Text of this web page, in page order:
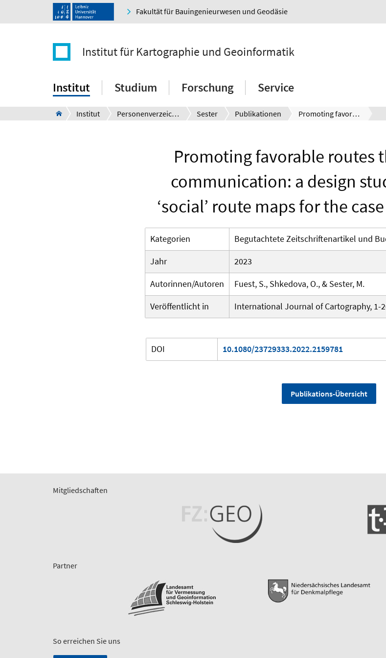
Fakultät für Bauingenieurwesen und Geodäsie
Institut für Kartographie und Geoinformatik
Institut Studium Forschung Service
Institut Personenverzeichnis Sester Publikationen Promoting favorable routes through visual communication: a design study for creating ‘social’ route maps for the case of air pollution.
Promoting favorable routes
communication: a design
‘social’ route maps for the
Kategorien
Begutachtete Zeitschriftenartikel und
Jahr
2023
Autorinnen/Autoren
Fuest, S., Shkedova, O., & Sester, M.
Veröffentlicht in
International Journal of Cartography, 1-
DOI 10.1080/23729333.2022.2159781
Publikations-Übersicht
Mitgliedschaften
Partner
So erreichen Sie uns